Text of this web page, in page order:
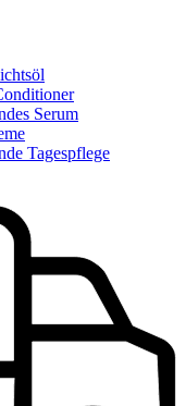
Serum
Tagespflege